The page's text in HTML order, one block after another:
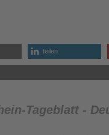
teilen